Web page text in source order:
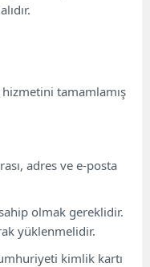
tamamlamış
adres ve e-posta
olmak gereklidir.
yüklenmelidir.
kimlik kartı